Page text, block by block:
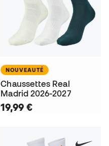
NOUVEAUTÉ
Chaussettes Real
Madrid 2026-2027
19,99 €